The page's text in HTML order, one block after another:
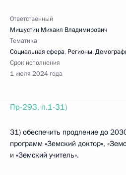
Ответственный
Мишустин Михаил Владимирович
Тематика
Социальная сфера, Регионы,
Срок исполнения
1 июля 2024 года
Пр-293, п.1-31)
31) обеспечить продление до
программ «Земский доктор»,
и «Земский учитель».